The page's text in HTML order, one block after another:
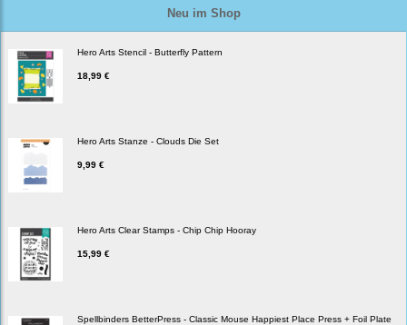
Neu im Shop
Hero Arts Stencil - Butterfly Pattern
18,99 €
Hero Arts Stanze - Clouds Die Set
9,99 €
Hero Arts Clear Stamps - Chip Chip Hooray
15,99 €
Spellbinders BetterPress - Classic Mouse Happiest Place Press + Foil Plate